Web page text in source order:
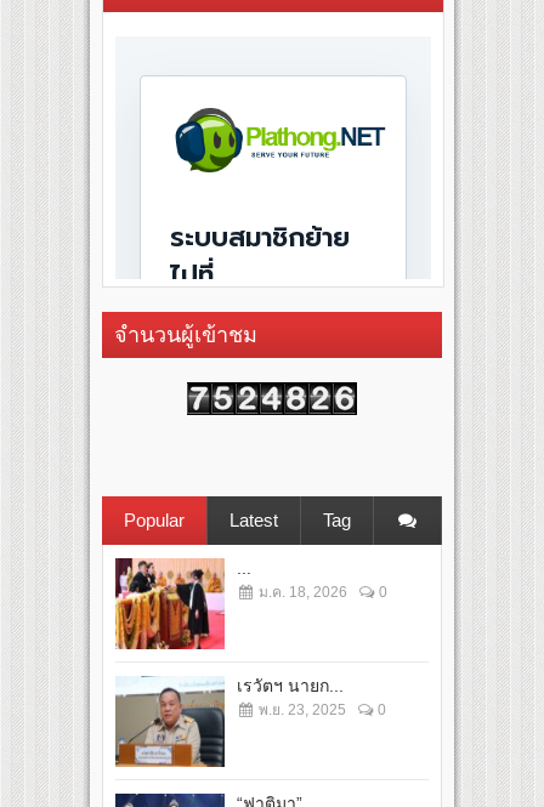
จำนวนผู้เข้าชม
Popular Latest Tag
ม.ค. 18, 2026 0
เรวัตฯ นายก...
พ.ย. 23, 2025 0